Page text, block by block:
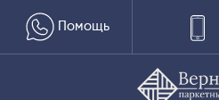
Помощь